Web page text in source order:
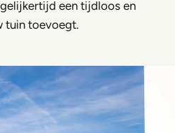
een tijdloos en
tuin toevoegt.